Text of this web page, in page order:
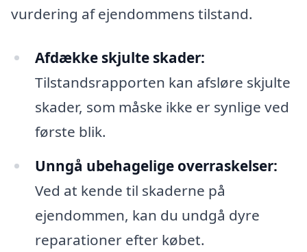
vurdering af ejendommens tilstand.
Afdække skjulte skader:
Tilstandsrapporten kan afsløre skjulte
skader, som måske ikke er synlige ved
første blik.
Unngå ubehagelige overraskelser:
Ved at kende til skaderne på
ejendommen, kan du undgå dyre
reparationer efter købet.